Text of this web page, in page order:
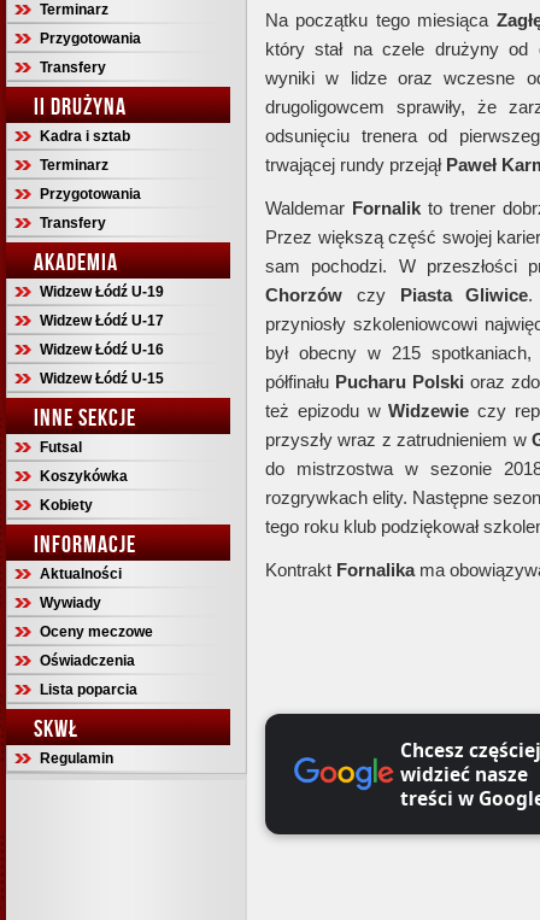
Terminarz
Przygotowania
Transfery
II DRUŻYNA
Kadra i sztab
Terminarz
Przygotowania
Transfery
AKADEMIA
Widzew Łódź U-19
Widzew Łódź U-17
Widzew Łódź U-16
Widzew Łódź U-15
INNE SEKCJE
Futsal
Koszykówka
Kobiety
INFORMACJE
Aktualności
Wywiady
Oceny meczowe
Oświadczenia
Lista poparcia
SKWŁ
Regulamin
Na początku tego miesiąca
który stał na czele drużyny od
wyniki w lidze oraz wczesne
drugoligowcem sprawiły, że
odsunięciu trenera od
trwającej rundy przejął Paweł
Waldemar Fornalik to trener
Przez większą część swojej
sam pochodzi. W przeszłości
Chorzów czy Piasta Gliwice.
przyniosły szkoleniowcowi
był obecny w 215
półfinału Pucharu Polski oraz
też epizodu wWidzewie czy
przyszły wraz z zatrudnieniem w
do mistrzostwa w sezonie
rozgrywkach elity. Następne
tego roku klub podziękował
Kontrakt Fornalikama
Chcesz częściej
widzieć nasze
treści w